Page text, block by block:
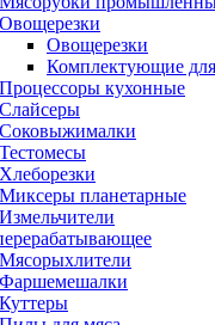
Овощерезки
Овощерезки
Комплектующие
Процессоры кухонные
Слайсеры
Соковыжималки
Тестомесы
Хлеборезки
Миксеры планетарные
Измельчители
Мясорыхлители
Фаршемешалки
Куттеры